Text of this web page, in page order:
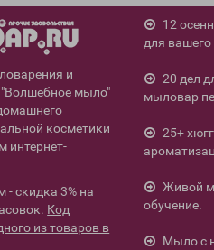
и
мыло"
косметики
интернет-
скидка 3% на
Код
из товаров в
12
для
20 дел
мыловар
25+
Живой
обучение.
Мыло с